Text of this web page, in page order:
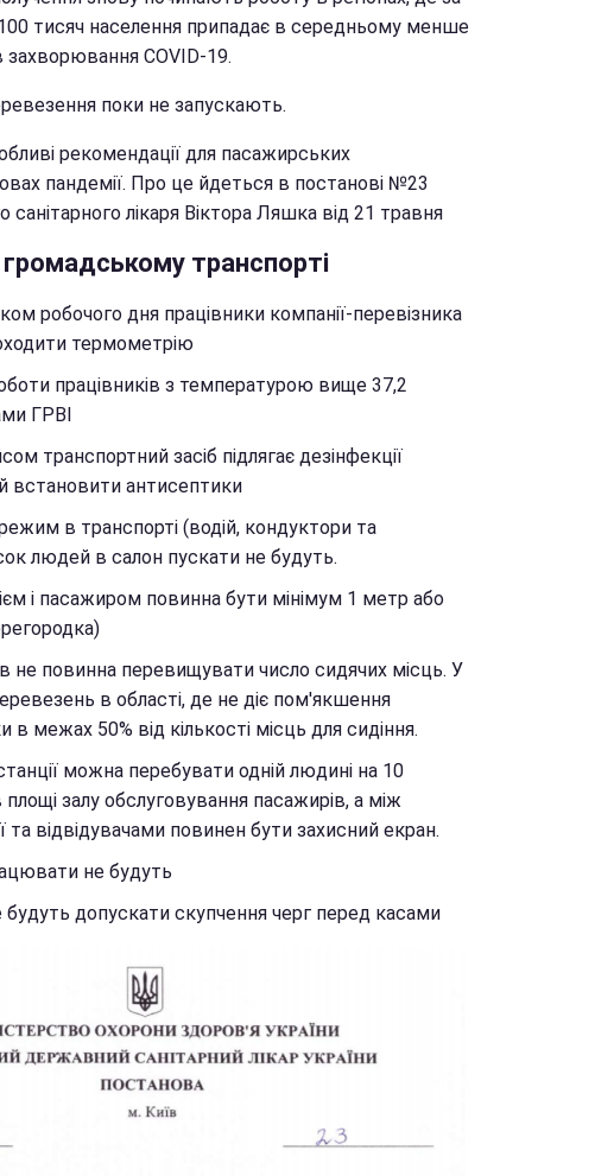
тисяч населення припадає в середньому менше
захворювання COVID-19.
поки не запускають.
рекомендації для пасажирських
пандемії. Про це йдеться в постанові №23
лікаря Віктора Ляшка від 21 травня
транспорті
робочого дня працівники компанії-перевізника
термометрію
працівників з температурою вище 37,2
ГРВІ
транспортний засіб підлягає дезінфекції
встановити антисептики
в транспорті (водій, кондуктори та
людей в салон пускати не будуть.
і пасажиром повинна бути мінімум 1 метр або
не повинна перевищувати число сидячих місць. У
в області, де не діє пом'якшення
в межах 50% від кількості місць для сидіння.
можна перебувати одній людині на 10
залу обслуговування пасажирів, а між
та відвідувачами повинен бути захисний екран.
не будуть
будуть допускати скупчення черг перед касами